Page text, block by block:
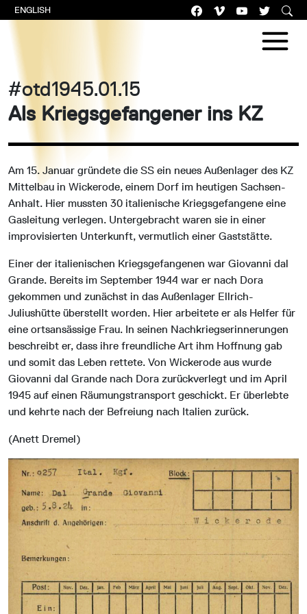
ENGLISH
#otd1945.01.15
Als Kriegsgefangener ins KZ
Am 15. Januar gründete die SS ein neues Außenlager des KZ
Mittelbau in Wickerode, einem Dorf im heutigen Sachsen-
Anhalt. Hier mussten 30 italienische Kriegsgefangene eine
Gasleitung verlegen. Untergebracht waren sie in einer
improvisierten Unterkunft, vermutlich einer Gaststätte.
Einer der italienischen Kriegsgefangenen war Giovanni dal
Grande. Bereits im September 1944 war er nach Dora
gekommen und zunächst in das Außenlager Ellrich-
Juliushütte überstellt worden. Hier arbeitete er als Helfer für
eine ortsansässige Frau. In seinen Nachkriegserinnerungen
beschreibt er, dass ihre freundliche Art ihm Hoffnung gab
und somit das Leben rettete. Von Wickerode aus wurde
Giovanni dal Grande nach Dora zurückverlegt und im April
1945 auf einen Räumungstransport geschickt. Er überlebte
und kehrte nach der Befreiung nach Italien zurück.
(Anett Dremel)